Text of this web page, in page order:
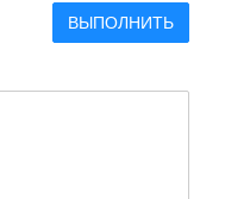
ВЫПОЛНИТЬ